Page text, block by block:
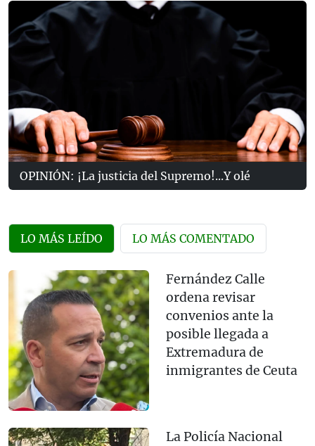
OPINIÓN: ¡La justicia del Supremo!...Y olé
LO MÁS LEÍDO LO MÁS COMENTADO
Fernández Calle
ordena revisar
convenios ante la
posible llegada a
Extremadura de
inmigrantes de Ceuta
La Policía Nacional